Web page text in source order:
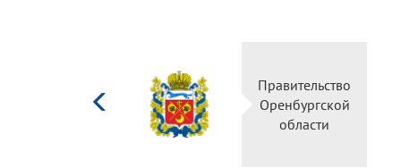
культуры
Российской
Правительство
Оренбургской
области